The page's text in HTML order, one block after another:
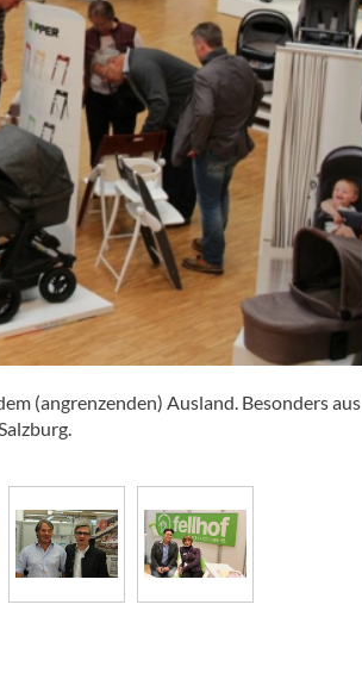
(angrenzenden) Ausland. Besonders aus